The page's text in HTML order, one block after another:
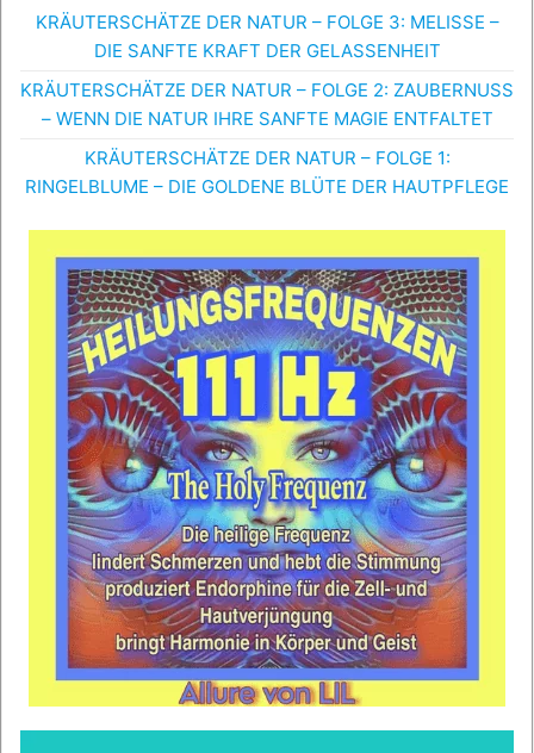
KRÄUTERSCHÄTZE DER NATUR – FOLGE 3: MELISSE –
DIE SANFTE KRAFT DER GELASSENHEIT
KRÄUTERSCHÄTZE DER NATUR – FOLGE 2: ZAUBERNUSS
– WENN DIE NATUR IHRE SANFTE MAGIE ENTFALTET
KRÄUTERSCHÄTZE DER NATUR – FOLGE 1:
RINGELBLUME – DIE GOLDENE BLÜTE DER HAUTPFLEGE